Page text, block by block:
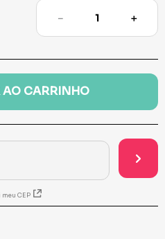
＋
－
CARRINHO
meu CEP